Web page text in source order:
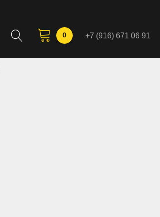
0 +7 (916) 671 06 91